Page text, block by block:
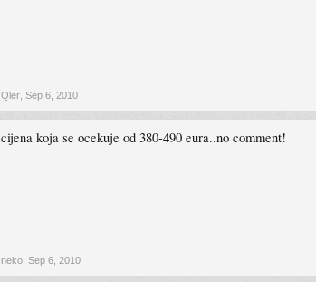
Qler Sep 6, 2010
cijena koja se ocekuje od 380-490 eura..no comment!
neko Sep 6, 2010